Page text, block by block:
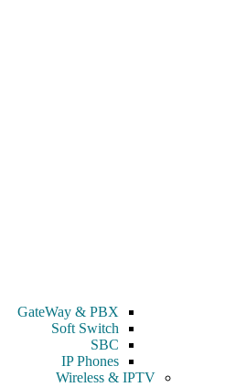
GateWay & PBX
Soft Switch
SBC
IP Phones
Wireless & IPTV